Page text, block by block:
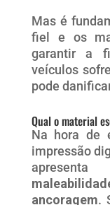
Mas é
fiel e os
garantir a
veículos
pode
Qual o material
Na hora de
impressão
ancoragem.